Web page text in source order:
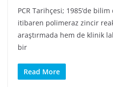
PCR Tarihçesi; 1985’de
itibaren polimeraz zincir
araştırmada hem de klinik
bir
Read More